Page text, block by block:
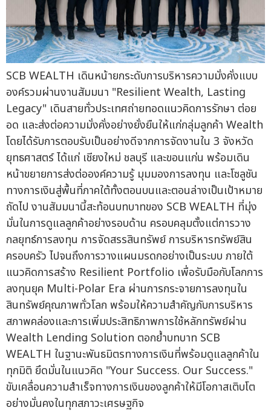
SCB WEALTH เดินหน้ายกระดับการบริหารความมั่งคั่งแบบ
องค์รวมผ่านงานสัมมนา "Resilient Wealth, Lasting
Legacy" เดินสายทั่วประเทศถ่ายทอดแนวคิดการรักษา ต่อย
อด และส่งต่อความมั่งคั่งอย่างยั่งยืนให้แก่กลุ่มลูกค้า Wealth
โดยได้รับการตอบรับเป็นอย่างดีจากการจัดงานใน 3 จังหวัด
ยุทธศาสตร์ ได้แก่ เชียงใหม่ ชลบุรี และขอนแก่น พร้อมเดิน
หน้าขยายการส่งต่อองค์ความรู้ มุมมองการลงทุน และโซลูชัน
ทางการเงินสู่พื้นที่ภาคใต้ทั้งตอนบนและตอนล่างเป็นเป้าหมาย
ถัดไป งานสัมมนานี้สะท้อนบทบาทของ SCB WEALTH ที่มุ่ง
มั่นในการดูแลลูกค้าอย่างรอบด้าน ครอบคลุมตั้งแต่การวาง
กลยุทธ์การลงทุน การจัดสรรสินทรัพย์ การบริหารทรัพย์สิน
ครอบครัว ไปจนถึงการวางแผนมรดกอย่างเป็นระบบ ภายใต้
แนวคิดการสร้าง Resilient Portfolio เพื่อรับมือกับโลกการ
ลงทุนยุค Multi-Polar Era ผ่านการกระจายการลงทุนใน
สินทรัพย์คุณภาพทั่วโลก พร้อมให้ความสำคัญกับการบริหาร
สภาพคล่องและการเพิ่มประสิทธิภาพการใช้หลักทรัพย์ผ่าน
Wealth Lending Solution ตอกย้ำบทบาท SCB
WEALTH ในฐานะพันธมิตรทางการเงินที่พร้อมดูแลลูกค้าใน
ทุกมิติ ยึดมั่นในแนวคิด "Your Success. Our Success."
ขับเคลื่อนความสำเร็จทางการเงินของลูกค้าให้มีโอกาสเติบโต
อย่างมั่นคงในทุกสภาวะเศรษฐกิจ